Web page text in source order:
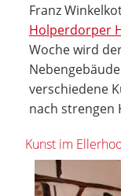
Franz
Holperdorper
Woche wird
verschiedene
nach strengen
Kunst im